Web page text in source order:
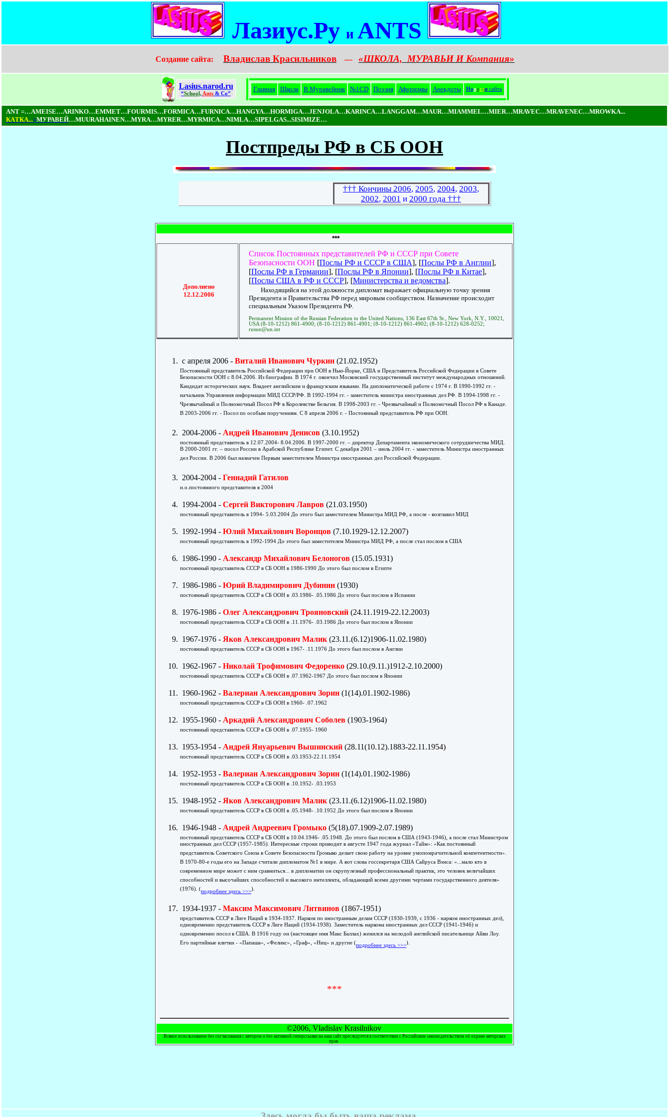
Лазиус.Ру и ANTS
Создание сайта: Владислав Красильников — «ШКОЛА, МУРАВЬИ И Компания»
Lasius.narod.ru
“School, Ants & Co”
Главная Школа В Муравейник №1CD Поэзия Афоризмы Анекдоты Новостисайта
ANT =…AMEISE…ARINKO…EMMET…FOURMIS…FORMICA…FURNICA…HANGYA…HORMIGA…JENJOLA…KARINCA…LANGGAM…MAUR…MIAMMEL…MIER…MRAVEC…MRAVENEC…MROWKA...
КAТКA...=МУРАВЕЙ…MUURAHAINEN…MYRA…MYRER…MYRMICA…NIMLA…SIPELGAS...SISIMIZE…
Постпреды РФ в СБ ООН
††† Кончины 2006, 2005, 2004, 2003,
2002, 2001 и 2000 года †††
***
Дополнено
12.12.2006
Список Постоянных представителей РФ и СССР при Совете
Безопасности ООН [Послы РФ и СССР в США], [Послы РФ в Англии],
[Послы РФ в Германии], [Послы РФ в Японии], [Послы РФ в Китае],
[Послы США в РФ и СССР], [Министерства и ведомства].
Находящийся на этой должности дипломат выражает официальную точку зрения
Президента и Правительства РФ перед мировым сообществом. Назначение происходит
специальным Указом Президента РФ.
Permanent Mission of the Russian Federation to the United Nations, 136 East 67th St., New York, N.Y., 10021,
USA (8-10-1212) 861-4900; (8-10-1212) 861-4901; (8-10-1212) 861-4902; (8-10-1212) 628-0252;
rusun@un.int
с апреля 2006 -Виталий Иванович Чуркин(21.02.1952)
Постоянный представитель Российской Федерации при ООН в Нью-Йорке, США и Представитель Российской Федерации в Совете
Безопасности ООН с 8.04.2006. Из биографии. В 1974 г. окончил Московский государственный институт международных отношений.
Кандидат исторических наук. Владеет английским и французским языками. На дипломатической работе с 1974 г. В 1990-1992 гг. -
начальник Управления информации МИД СССР/РФ. В 1992-1994 гг. - заместитель министра иностранных дел РФ. В 1994-1998 гг. -
Чрезвычайный и Полномочный Посол РФ в Королевстве Бельгия. В 1998-2003 гг. - Чрезвычайный и Полномочный Посол РФ в Канаде.
В 2003-2006 гг. - Посол по особым поручениям. С 8 апреля 2006 г. - Постоянный представитель РФ при ООН.
2004-2006 - Андрей Иванович Денисов(3.10.1952)
постоянный представитель в 12.07.2004- 8.04.2006. В 1997-2000 гг. – директор Департамента экономического сотрудничества МИД.
В 2000-2001 гг. – посол России в Арабской Республике Египет. С декабря 2001 – июль 2004 гг. - заместитель Министра иностранных
дел России. В 2006 был назначен Первым заместителем Министра иностранных дел Российской Федерации.
2004-2004 -Геннадий Гатилов
и.о.постоянного представителя в 2004
1994-2004 -Сергей Викторович Лавров(21.03.1950)
постоянный представитель в 1994- 5.03.2004 До этого был заместителем Министра МИД РФ, а после - возглавил МИД
1992-1994 -Юлий Михайлович Воронцов(7.10.1929-12.12.2007)
постоянный представитель в 1992-1994 До этого был заместителем Министра МИД РФ, а после стал послом в США
1986-1990 - Александр Михайлович Белоногов(15.05.1931)
постоянный представитель СССР в СБ ООН в 1986-1990 До этого был послом в Египте
1986-1986 -Юрий Владимирович Дубинин(1930)
постоянный представитель СССР в СБ ООН в .03.1986- .05.1986 До этого был послом в Испании
1976-1986 -Олег Александрович Трояновский(24.11.1919-22.12.2003)
постоянный представитель СССР в СБ ООН в .11.1976- .03.1986 До этого был послом в Японии
1967-1976 - Яков Александрович Малик(23.11.(6.12)1906-11.02.1980)
постоянный представитель СССР в СБ ООН в 1967- .11.1976 До этого был послом в Англии
1962-1967 -Николай Трофимович Федоренко(29.10.(9.11.)1912-2.10.2000)
постоянный представитель СССР в СБ ООН в .07.1962-1967 До этого был послом в Японии
1960-1962 -Валериан Александрович Зорин(1(14).01.1902-1986)
постоянный представитель СССР в СБ ООН в 1960- .07.1962
1955-1960 - Аркадий Александрович Соболев(1903-1964)
постоянный представитель СССР в СБ ООН в .07.1955- 1960
1953-1954 - Андрей Януарьевич Вышинский(28.11(10.12).1883-22.11.1954)
постоянный представитель СССР в СБ ООН в .03.1953-22.11.1954
1952-1953 -Валериан Александрович Зорин(1(14).01.1902-1986)
постоянный представитель СССР в СБ ООН в .10.1952- .03.1953
1948-1952 - Яков Александрович Малик(23.11.(6.12)1906-11.02.1980)
постоянный представитель СССР в СБ ООН в .05.1948- .10.1952 До этого был послом в Японии
1946-1948 - Андрей Андреевич Громыко(5(18).07.1909-2.07.1989)
постоянный представитель СССР в СБ ООН в 10.04.1946- .05.1948. До этого был послом в США (1943-1946), а после стал Министром
иностранных дел СССР (1957-1985). Интересные строки приводит в августе 1947 года журнал «Тайм»: «Как постоянный
представитель Советского Союза в Совете Безопасности Громыко делает свою работу на уровне умопомрачительной компетентности».
В 1970-80-е годы его на Западе считали дипломатом №1 в мире. А вот слова госсекретаря США Сайруса Вэнса: «...мало кто в
современном мире может с ним сравниться... в дипломатии он скрупулезный профессиональный практик, это человек величайших
способностей и высочайших способностей и высокого интеллекта, обладающий всеми другими чертами государственного деятеля»
(1976). (подробнее здесь >>>).
1934-1937 -Максим Максимович Литвинов(1867-1951)
представитель СССР в Лиге Наций в 1934-1937. Нарком по иностранным делам СССР (1930-1939, с 1936 - нарком иностранных дел),
одновременно представитель СССР в Лиге Наций (1934-1938). Заместитель наркома иностранных дел СССР (1941-1946) и
одновременно посол в США. В 1916 году он (настоящее имя Макс Баллах) женился на молодой английской писательнице Айви Лоу.
Его партийные клички - «Папаша», «Феликс», «Граф», «Ниц» и другие (подробнее здесь >>>).
***
©2006, Vladislav Krasilnikov
Всякое использование без согласования с автором и без активной гиперссылки на наш сайт преследуется в соответствии с Российским законодательством об охране авторских
прав.